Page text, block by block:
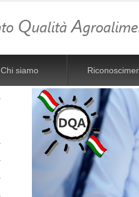
Chi siamo